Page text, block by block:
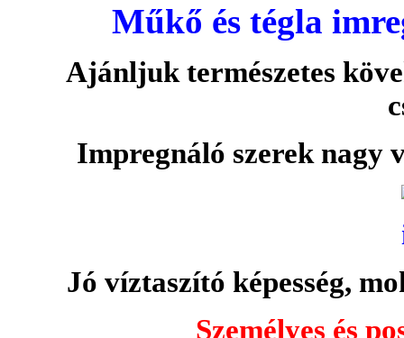
Műkő és tégla
Ajánljuk természetes
Impregnáló szerek
Jó víztaszító képesség,
Személyes és